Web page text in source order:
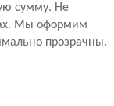
сумму. Не
Мы оформим
прозрачны.